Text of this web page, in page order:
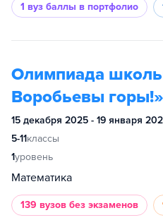
1 вуз баллы в портфолио
Олимпиада
Воробьевы горы!»
15 декабря 2025 - 19 января
5-11классы
1уровень
Математика
139 вузов без экзаменов